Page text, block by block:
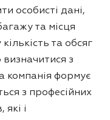
особисті дані,
та місця
та обсяг
з
компанія формує
з професійних
які і